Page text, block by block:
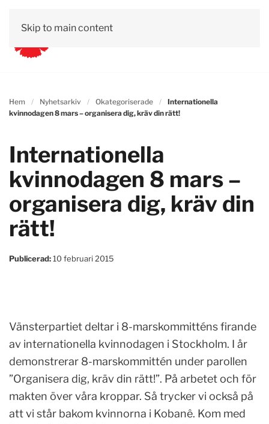
Skip to main content
Hem Nyhetsarkiv Okategoriserade
Internationella
kvinnodagen 8 mars – organisera dig, kräv din rätt!
Internationella
kvinnodagen 8 mars –
organisera dig, kräv din
rätt!
Publicerad:10 februari 2015
Vänsterpartiet deltar i 8-marskommitténs firande
av internationella kvinnodagen i Stockholm. I år
demonstrerar 8-marskommittén under parollen
”Organisera dig, kräv din rätt!”. På arbetet och för
makten över våra kroppar. Så trycker vi också på
att vi står bakom kvinnorna i Kobanê. Kom med